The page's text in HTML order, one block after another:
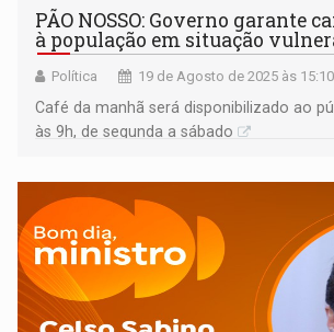
PÃO NOSSO: Governo garante
à população em situação
Política 19 de Agosto de 2025 às 15:10
Café da manhã será disponibilizado ao
às 9h, de segunda a sábado